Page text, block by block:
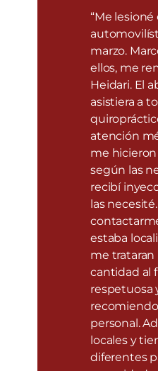
“Me
marzo.
ellos, me
Heidari. El
asistiera a
atención
me
según las
recibí
las
estaba
me trataran
cantidad al
respetuosa
personal.
locales y
diferentes